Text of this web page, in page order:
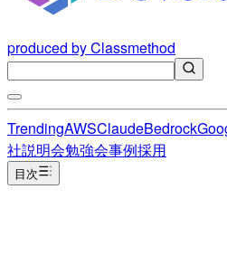
produced by Classmethod
TrendingAWSClaudeBedrock
社説明会勉強会事例採用
目次